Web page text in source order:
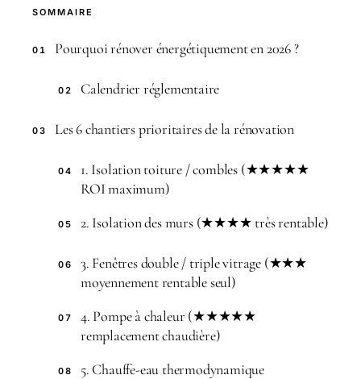
SOMMAIRE
01 Pourquoi rénover énergétiquement en 2026 ?
02 Calendrier réglementaire
03 Les 6 chantiers prioritaires de la rénovation
04
1. Isolation toiture / combles (★★★★★
ROI maximum)
05 2. Isolation des murs (★★★★ très rentable)
06
3. Fenêtres double / triple vitrage (★★★
moyennement rentable seul)
07
4. Pompe à chaleur (★★★★★
remplacement chaudière)
08 5. Chauffe-eau thermodynamique